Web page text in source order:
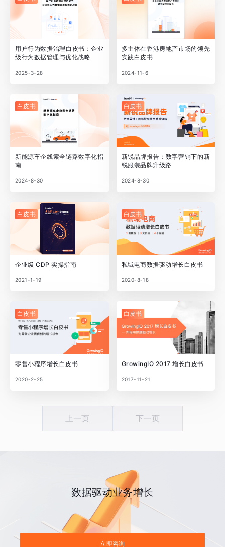
用户行为数据治理白皮书：企业
级行为数据管理与优化战略
2025-3-28
多主体在香港房地产市场的领先
实践白皮书
2024-11-6
白皮书
新能源车企线索全链路数字化指
南
2024-8-30
白皮书
新锐品牌报告：数字营销下的新
锐服装品牌升级路
2024-8-30
白皮书
企业级 CDP 实操指南
2021-1-19
白皮书
私域电商数据驱动增长白皮书
2020-8-18
白皮书
零售小程序增长白皮书
2020-2-25
白皮书
GrowingIO 2017 增长白皮书
2017-11-21
上一页 下一页
数据驱动业务增长
立即咨询